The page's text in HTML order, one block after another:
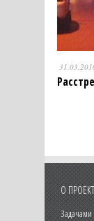
О
Задачами